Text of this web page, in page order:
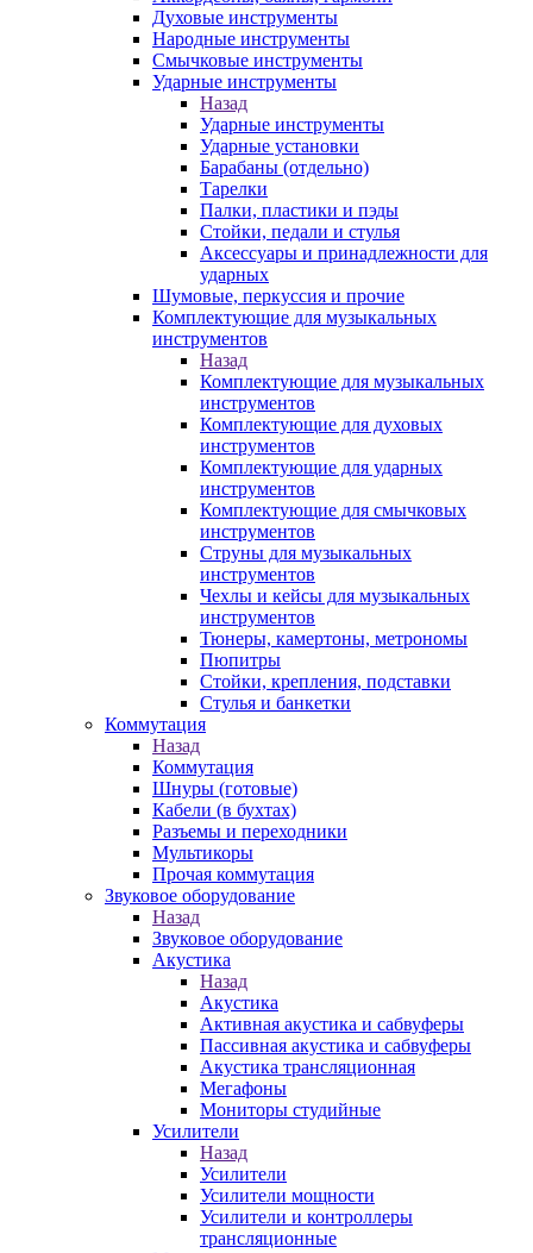
Духовые инструменты
Народные инструменты
Смычковые инструменты
Ударные инструменты
Назад
Ударные инструменты
Ударные установки
Барабаны (отдельно)
Тарелки
Палки, пластики и пэды
Стойки, педали и стулья
Аксессуары и принадлежности для
ударных
Шумовые, перкуссия и прочие
Комплектующие для музыкальных
инструментов
Назад
Комплектующие для музыкальных
инструментов
Комплектующие для духовых
инструментов
Комплектующие для ударных
инструментов
Комплектующие для смычковых
инструментов
Струны для музыкальных
инструментов
Чехлы и кейсы для музыкальных
инструментов
Тюнеры, камертоны, метрономы
Пюпитры
Стойки, крепления, подставки
Стулья и банкетки
Коммутация
Назад
Коммутация
Шнуры (готовые)
Кабели (в бухтах)
Разъемы и переходники
Мультикоры
Прочая коммутация
Звуковое оборудование
Назад
Звуковое оборудование
Акустика
Назад
Акустика
Активная акустика и сабвуферы
Пассивная акустика и сабвуферы
Акустика трансляционная
Мегафоны
Мониторы студийные
Усилители
Назад
Усилители
Усилители мощности
Усилители и контроллеры
трансляционные